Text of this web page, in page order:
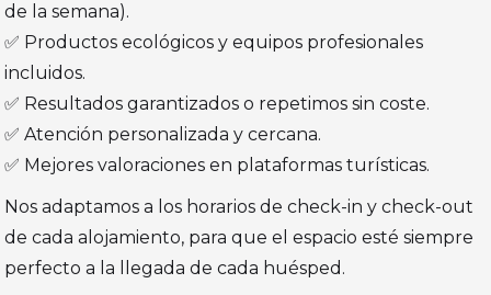
de la semana).
✅ Productos ecológicos y equipos profesionales
incluidos.
✅ Resultados garantizados o repetimos sin coste.
✅ Atención personalizada y cercana.
✅ Mejores valoraciones en plataformas turísticas.
Nos adaptamos a los horarios de check-in y check-out
de cada alojamiento, para que el espacio esté siempre
perfecto a la llegada de cada huésped.